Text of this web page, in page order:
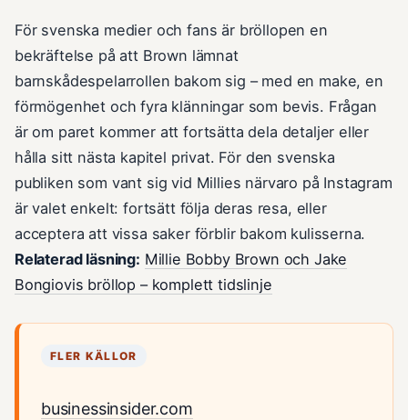
För svenska medier och fans är bröllopen en
bekräftelse på att Brown lämnat
barnskådespelarrollen bakom sig – med en make, en
förmögenhet och fyra klänningar som bevis. Frågan
är om paret kommer att fortsätta dela detaljer eller
hålla sitt nästa kapitel privat. För den svenska
publiken som vant sig vid Millies närvaro på Instagram
är valet enkelt: fortsätt följa deras resa, eller
acceptera att vissa saker förblir bakom kulisserna.
Relaterad läsning: Millie Bobby Brown och Jake
Bongiovis bröllop – komplett tidslinje
FLER KÄLLOR
businessinsider.com